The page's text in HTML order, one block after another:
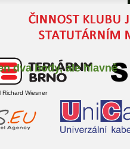
dva body, ale hlavně
Richard Wiesner